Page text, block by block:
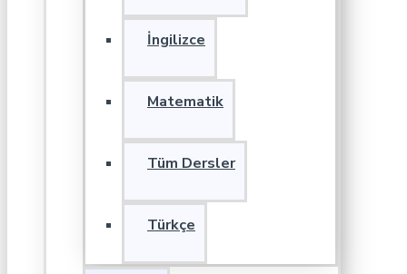
İngilizce
Matematik
Tüm Dersler
Türkçe